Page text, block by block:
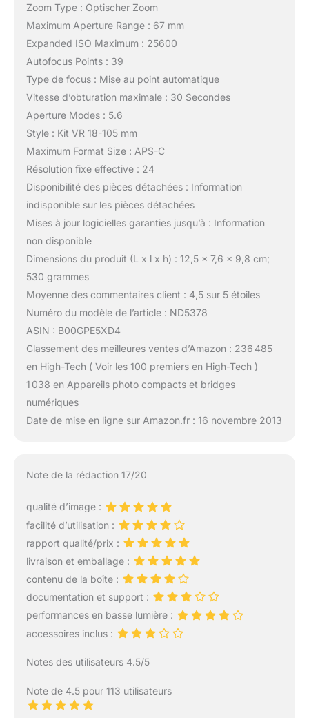
Zoom Type : Optischer Zoom
Maximum Aperture Range : 67 mm
Expanded ISO Maximum : 25600
Autofocus Points : 39
Type de focus : Mise au point automatique
Vitesse d’obturation maximale : 30 Secondes
Aperture Modes : 5.6
Style : Kit VR 18-105 mm
Maximum Format Size : APS-C
Résolution fixe effective : 24
Disponibilité des pièces détachées : Information
indisponible sur les pièces détachées
Mises à jour logicielles garanties jusqu’à : Information
non disponible
Dimensions du produit (L x l x h) : 12,5 x 7,6 x 9,8 cm;
530 grammes
Moyenne des commentaires client : 4,5 sur 5 étoiles
Numéro du modèle de l’article : ND5378
ASIN : B00GPE5XD4
Classement des meilleures ventes d’Amazon : 236 485
en High-Tech ( Voir les 100 premiers en High-Tech )
1 038 en Appareils photo compacts et bridges
numériques
Date de mise en ligne sur Amazon.fr : 16 novembre 2013
Note de la rédaction 17/20
qualité d’image :
facilité d’utilisation :
rapport qualité/prix :
livraison et emballage :
contenu de la boîte :
documentation et support :
performances en basse lumière :
accessoires inclus :
Notes des utilisateurs 4.5/5
Note de 4.5 pour 113 utilisateurs